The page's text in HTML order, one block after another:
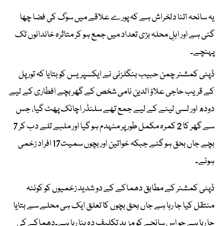
یہ سانحہ اتنا دلخراش ہے کہ پورے علاقے میں سوگ کی فضا چھا
گئی ہے اور اہلِ محلہ بڑی تعداد میں جمع ہو کر متاثرہ خاندانوں تک
پہنچے۔
ڈپٹی کمشنر چمن حبیب بنگلزئی نے ایکسپریس کو بتایا کہ تور پل
کے قریب حاجی علاؤ الدین نامی شخص کے گھر بچے افطاری کے لیے
دودھ اور لسی لینے کے لیے جمع تھے سلنڈر اچانک پھٹ گیا، جس
سے گھر کا 2 کمرہ مکمل طور پر منہدم ہو گیا اور ملبے تلے دب کر 7
بچے جاں بحق ہو گئے جبکہ خواتین اور بچوں سمیت17 افراد زخمی
ہوئے۔
ڈپٹی کمشنر کے مطابق دھماکے کے دو شدید زخمیوں کو کوئٹہ
منتقل کیا جا رہا ہے جاں بحق بچوں کا تعلق ایک ہی محلے سے بتایا
جا رہا ہے جو اس سانحے کو مزید تکلیف دہ بنا رہا ہے۔دھماکے کی